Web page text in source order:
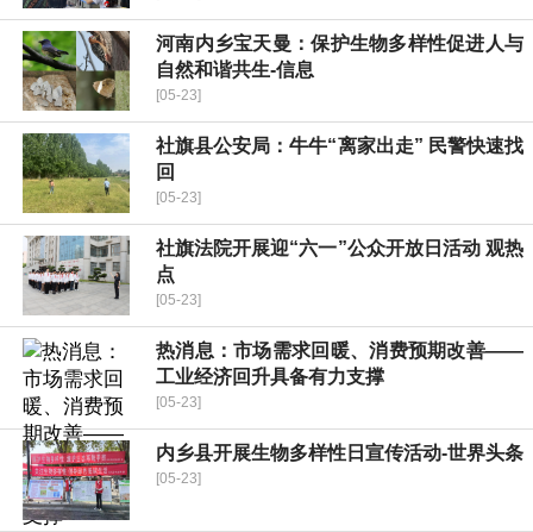
河南内乡宝天曼：保护生物多样性促进人与
自然和谐共生-信息
[05-23]
社旗县公安局：牛牛“离家出走” 民警快速找
回
[05-23]
社旗法院开展迎“六一”公众开放日活动 观热
点
[05-23]
热消息：市场需求回暖、消费预期改善——
工业经济回升具备有力支撑
[05-23]
内乡县开展生物多样性日宣传活动-世界头条
[05-23]